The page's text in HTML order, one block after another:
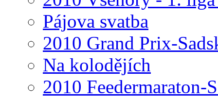
Pájova svatba
2010 Grand Prix-
Na kolodějích
2010 Feedermaraton-